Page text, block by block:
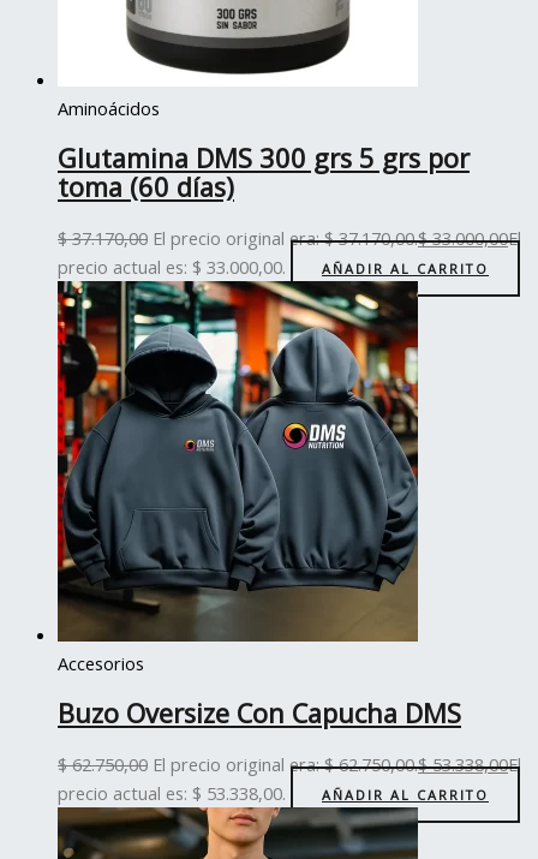
Aminoácidos
Glutamina DMS 300 grs 5 grs por
toma (60 días)
$37.170,00 El precio original era: $ 37.170,00.$33.000,00El
precio actual es: $ 33.000,00.
AÑADIR AL CARRITO
Accesorios
Buzo Oversize Con Capucha DMS
$62.750,00 El precio original era: $ 62.750,00.$53.338,00El
precio actual es: $ 53.338,00.
AÑADIR AL CARRITO